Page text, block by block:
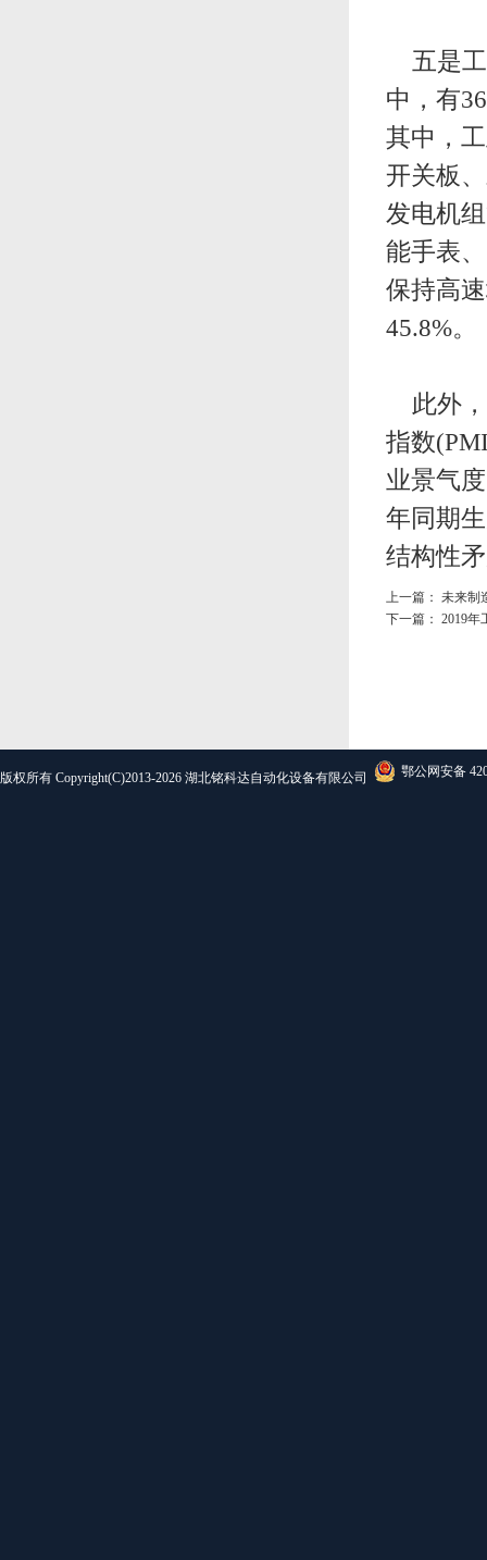
五是工
中，有
其中，
开关板
发电机
能手表
保持高
45.8%。
此外，
指数
业景气
年同期
结构性
上一篇： 未来制
下一篇： 2019年
版权所有 Copyright(C)2013-2026 湖北铭科达自动化设备有限公司 鄂公网安备